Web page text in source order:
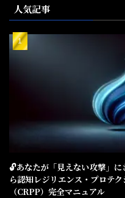
人気記事
🔓あなたが「見えない攻撃」
ら――認知レジリエンス・プロテ
（CRPP）――完全マニュアル